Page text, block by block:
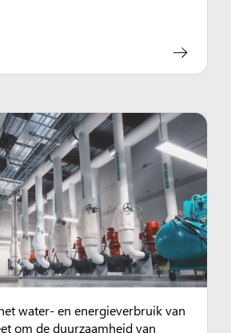
water- en energieverbruik van
om de duurzaamheid van